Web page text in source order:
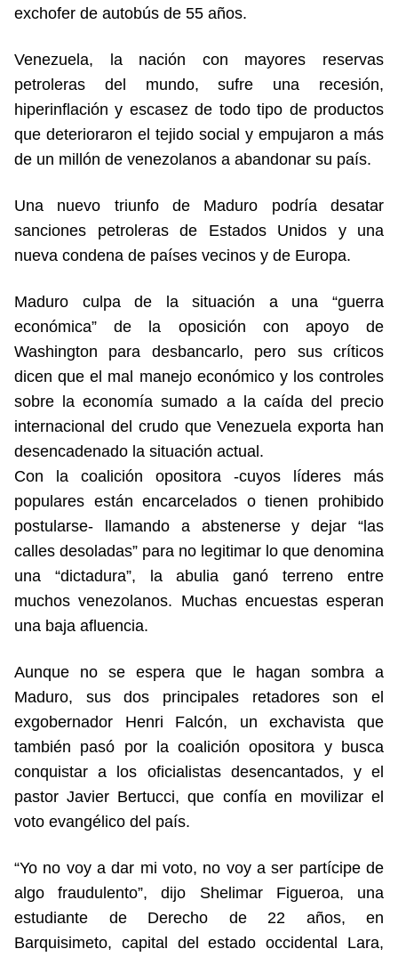
exchofer de autobús de 55 años.
Venezuela, la nación con mayores reservas
petroleras del mundo, sufre una recesión,
hiperinflación y escasez de todo tipo de productos
que deterioraron el tejido social y empujaron a más
de un millón de venezolanos a abandonar su país.
Una nuevo triunfo de Maduro podría desatar
sanciones petroleras de Estados Unidos y una
nueva condena de países vecinos y de Europa.
Maduro culpa de la situación a una “guerra
económica” de la oposición con apoyo de
Washington para desbancarlo, pero sus críticos
dicen que el mal manejo económico y los controles
sobre la economía sumado a la caída del precio
internacional del crudo que Venezuela exporta han
desencadenado la situación actual.
Con la coalición opositora -cuyos líderes más
populares están encarcelados o tienen prohibido
postularse- llamando a abstenerse y dejar “las
calles desoladas” para no legitimar lo que denomina
una “dictadura”, la abulia ganó terreno entre
muchos venezolanos. Muchas encuestas esperan
una baja afluencia.
Aunque no se espera que le hagan sombra a
Maduro, sus dos principales retadores son el
exgobernador Henri Falcón, un exchavista que
también pasó por la coalición opositora y busca
conquistar a los oficialistas desencantados, y el
pastor Javier Bertucci, que confía en movilizar el
voto evangélico del país.
“Yo no voy a dar mi voto, no voy a ser partícipe de
algo fraudulento”, dijo Shelimar Figueroa, una
estudiante de Derecho de 22 años, en
Barquisimeto, capital del estado occidental Lara,